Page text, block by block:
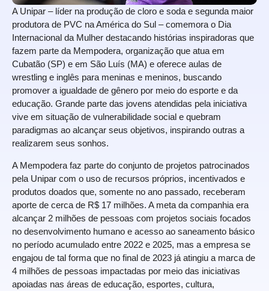
A Unipar – líder na produção de cloro e soda e segunda maior
produtora de PVC na América do Sul – comemora o Dia
Internacional da Mulher destacando histórias inspiradoras que
fazem parte da Mempodera, organização que atua em
Cubatão (SP) e em São Luís (MA) e oferece aulas de
wrestling e inglês para meninas e meninos, buscando
promover a igualdade de gênero por meio do esporte e da
educação. Grande parte das jovens atendidas pela iniciativa
vive em situação de vulnerabilidade social e quebram
paradigmas ao alcançar seus objetivos, inspirando outras a
realizarem seus sonhos.
A Mempodera faz parte do conjunto de projetos patrocinados
pela Unipar com o uso de recursos próprios, incentivados e
produtos doados que, somente no ano passado, receberam
aporte de cerca de R$ 17 milhões. A meta da companhia era
alcançar 2 milhões de pessoas com projetos sociais focados
no desenvolvimento humano e acesso ao saneamento básico
no período acumulado entre 2022 e 2025, mas a empresa se
engajou de tal forma que no final de 2023 já atingiu a marca de
4 milhões de pessoas impactadas por meio das iniciativas
apoiadas nas áreas de educação, esportes, cultura,